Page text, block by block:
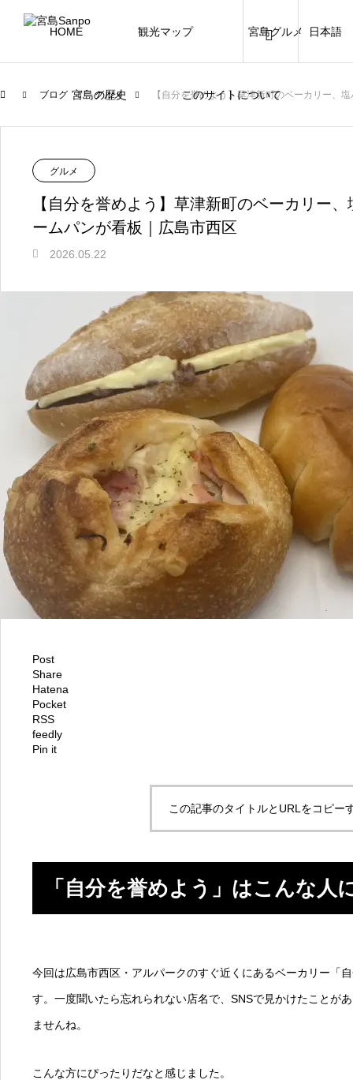
HOME 観光マップ 宮島グルメ
宮島の歴史 このサイトについて
日本語
ブログ グルメ 【自分を誉めよう】草津新町のベーカリー、
グルメ
【自分を誉めよう】草津新町のベーカリー
ームパンが看板｜広島市西区
2026.05.22
Post
Share
Hatena
Pocket
RSS
feedly
Pin it
この記事のタイトルとURLをコピー
「自分を誉めよう」はこんな人
今回は広島市西区・アルパークのすぐ近くにあるベーカリー「
す。一度聞いたら忘れられない店名で、SNSで見かけたことが
ませんね。
こんな方にぴったりだなと感じました。